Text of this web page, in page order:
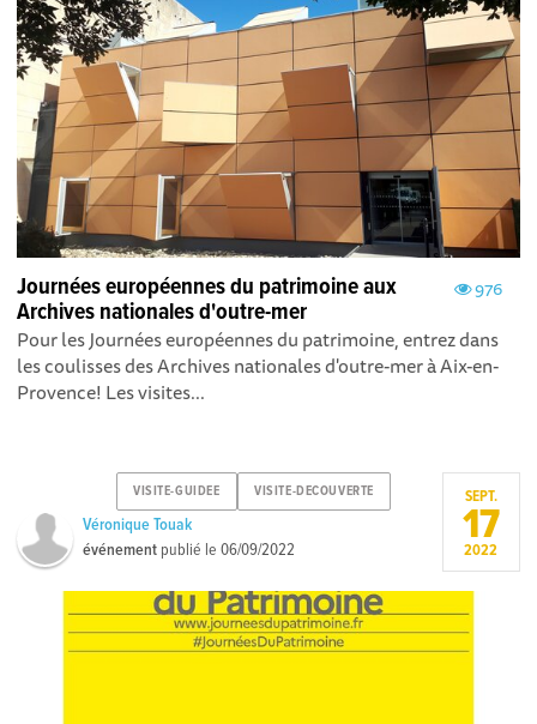
976
Journées européennes du patrimoine aux
Archives nationales d'outre-mer
Pour les Journées européennes du patrimoine, entrez dans
les coulisses des Archives nationales d'outre-mer à Aix-en-
Provence! Les visites...
VISITE-GUIDEE VISITE-DECOUVERTE
Véronique Touak
événement publié le06/09/2022
SEPT.
17
2022